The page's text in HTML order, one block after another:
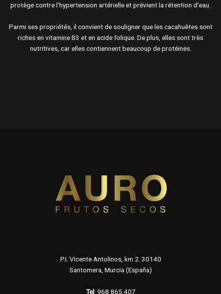
protège contre l’hypertension artérielle et prévient la rétention d’eau.
Parmi ses propriétés, il convient de souligner que les cacahuètes sont
riches en vitamine B3 et en acide folique. De plus, elles sont très
nutritives, car elles contiennent beaucoup de protéines.
P.I. Vicente Antolinos, km 2. 30140
Santomera, Murcia (España)
Tel: 968 865 407